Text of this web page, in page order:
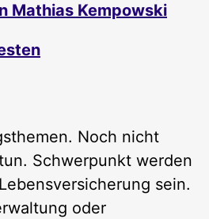
Mathias Kempowski
Noch nicht
Schwerpunkt werden
sein.
oder